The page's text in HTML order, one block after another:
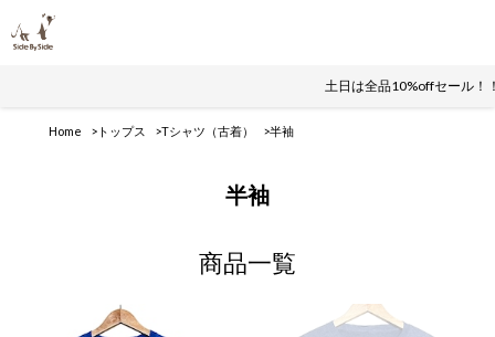
土日は全品10%offセール！！
Home トップス Tシャツ（古着） 半袖
半袖
商品一覧